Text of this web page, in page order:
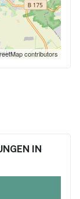
contributors
IN